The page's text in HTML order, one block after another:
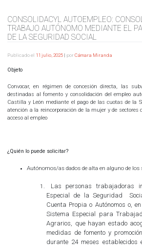
CONSOLIDACYL AUTOEMPLEO:
TRABAJO AUTÓNOMO MEDIANTE EL
DE LA SEGURIDAD SOCIAL
Publicado el 11 julio, 2025 | porCámara Miranda
Objeto
Convocar, en régimen de concesión directa, las
destinadas al fomento y consolidación del empleo
Castilla y León mediante el pago de las cuotas de la
atención a la reincorporación de la mujer y de sectores
acceso al empleo
¿Quién lo puede solicitar?
Autónomos/as dados de alta en alguno de
Las personas trabajadoras
Especial de la Seguridad
Cuenta Propia o Autónomos o,
Sistema Especial para
Agrarios, que hayan estado
medidas de fomento y
durante 24 meses